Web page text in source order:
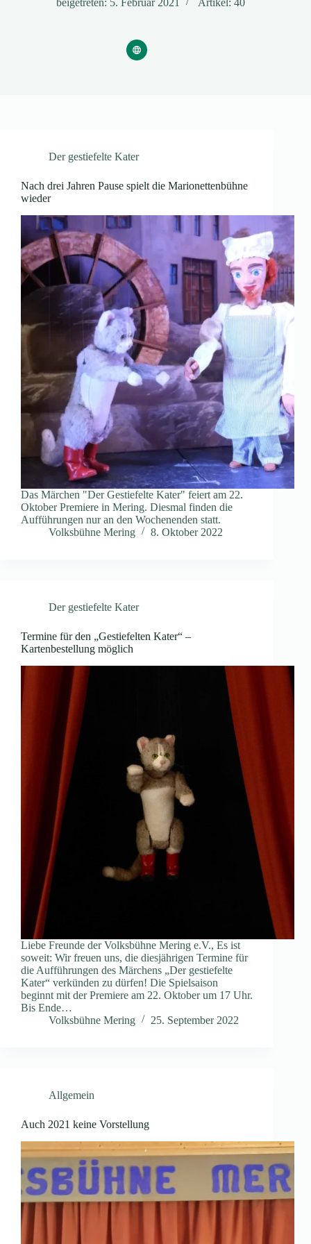
beigetreten: 5. Februar 2021 Artikel: 40
Der gestiefelte Kater
Nach drei Jahren Pause spielt die Marionettenbühne
wieder
Das Märchen "Der Gestiefelte Kater" feiert am 22.
Oktober Premiere in Mering. Diesmal finden die
Aufführungen nur an den Wochenenden statt.
Volksbühne Mering
8. Oktober 2022
Der gestiefelte Kater
Termine für den „Gestiefelten Kater“ –
Kartenbestellung möglich
Liebe Freunde der Volksbühne Mering e.V., Es ist
soweit: Wir freuen uns, die diesjährigen Termine für
die Aufführungen des Märchens „Der gestiefelte
Kater“ verkünden zu dürfen! Die Spielsaison
beginnt mit der Premiere am 22. Oktober um 17 Uhr.
Bis Ende…
Volksbühne Mering
25. September 2022
Allgemein
Auch 2021 keine Vorstellung